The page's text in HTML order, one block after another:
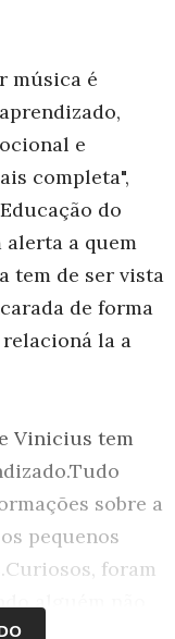
música é
e
completa",
do
alerta a quem
tem de ser vista
de forma
la a
Vinicius tem
sobre a
pequenos
foram
alguém não